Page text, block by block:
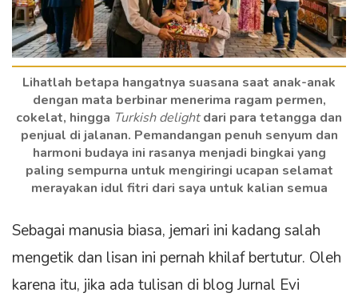
Lihatlah betapa hangatnya suasana saat anak-anak
dengan mata berbinar menerima ragam permen,
cokelat, hingga Turkish delightdari para tetangga dan
penjual di jalanan. Pemandangan penuh senyum dan
harmoni budaya ini rasanya menjadi bingkai yang
paling sempurna untuk mengiringi ucapan selamat
merayakan idul fitri dari saya untuk kalian semua
Sebagai manusia biasa, jemari ini kadang salah
mengetik dan lisan ini pernah khilaf bertutur. Oleh
karena itu, jika ada tulisan di blog Jurnal Evi